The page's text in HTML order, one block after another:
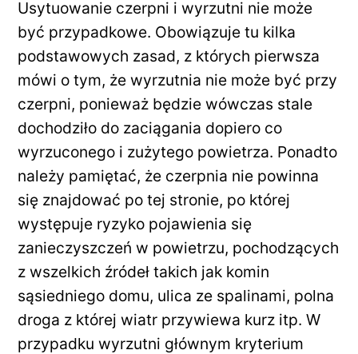
Usytuowanie czerpni i wyrzutni nie może
być przypadkowe. Obowiązuje tu kilka
podstawowych zasad, z których pierwsza
mówi o tym, że wyrzutnia nie może być przy
czerpni, ponieważ będzie wówczas stale
dochodziło do zaciągania dopiero co
wyrzuconego i zużytego powietrza. Ponadto
należy pamiętać, że czerpnia nie powinna
się znajdować po tej stronie, po której
występuje ryzyko pojawienia się
zanieczyszczeń w powietrzu, pochodzących
z wszelkich źródeł takich jak komin
sąsiedniego domu, ulica ze spalinami, polna
droga z której wiatr przywiewa kurz itp. W
przypadku wyrzutni głównym kryterium